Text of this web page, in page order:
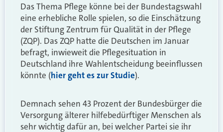
Das Thema Pflege könne bei der Bundestagswahl
eine erhebliche Rolle spielen, so die Einschätzung
der Stiftung Zentrum für Qualität in der Pflege
(ZQP). Das ZQP hatte die Deutschen im Januar
befragt, inwieweit die Pflegesituation in
Deutschland ihre Wahlentscheidung beeinflussen
könnte (hier geht es zur Studie).
Demnach sehen 43 Prozent der Bundesbürger die
Versorgung älterer hilfebedürftiger Menschen als
sehr wichtig dafür an, bei welcher Partei sie ihr